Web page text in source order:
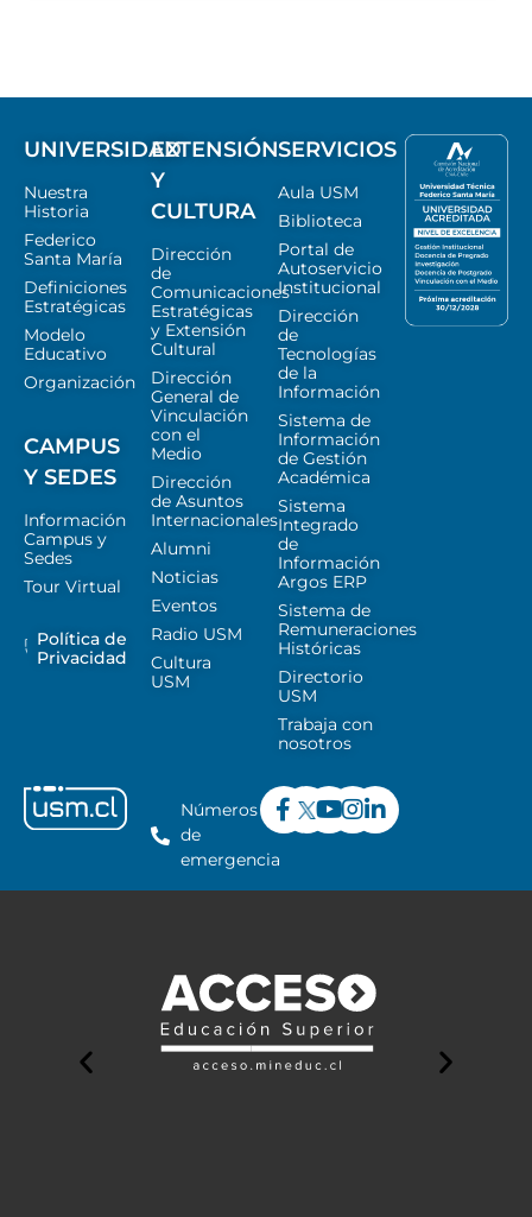
UNIVERSIDAD
Nuestra
Historia
Federico
Santa María
Definiciones
Estratégicas
Modelo
Educativo
Organización
CAMPUS
Y SEDES
Información
Campus y
Sedes
Tour Virtual
Política de
Privacidad
EXTENSIÓN
Y
CULTURA
Dirección
de
Comunicaciones
Estratégicas
y Extensión
Cultural
Dirección
General de
Vinculación
con el
Medio
Dirección
de Asuntos
Internacionales
Alumni
Noticias
Eventos
Radio USM
Cultura
USM
SERVICIOS
Aula USM
Biblioteca
Portal de
Autoservicio
Institucional
Dirección
de
Tecnologías
de la
Información
Sistema de
Información
de Gestión
Académica
Sistema
Integrado
de
Información
Argos ERP
Sistema de
Remuneraciones
Históricas
Directorio
USM
Trabaja con
nosotros
Números
de
emergencia